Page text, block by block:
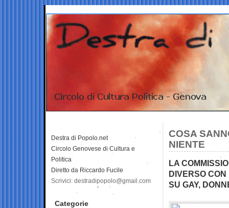
COSA
NIENTE
LA
DIVERSO
SU GAY,
Destra di Popolo.net
Circolo Genovese di Cultura e
Politica
Diretto da Riccardo Fucile
Scrivici: destradipopolo@gmail.com
Categorie